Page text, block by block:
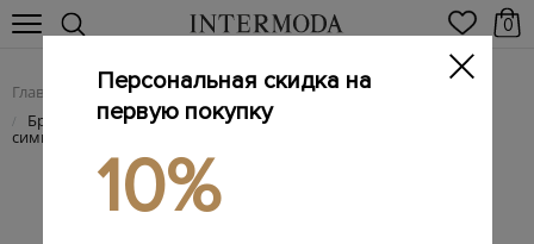
0
Главная Женщинам / Женская одежда / Женские брюки
/ Брюки из смесового льна с фактурными защипами и
символикой
Персональная скидка на
первую покупку
10%